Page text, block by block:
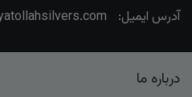
آدرس ایمیل:
درباره ما